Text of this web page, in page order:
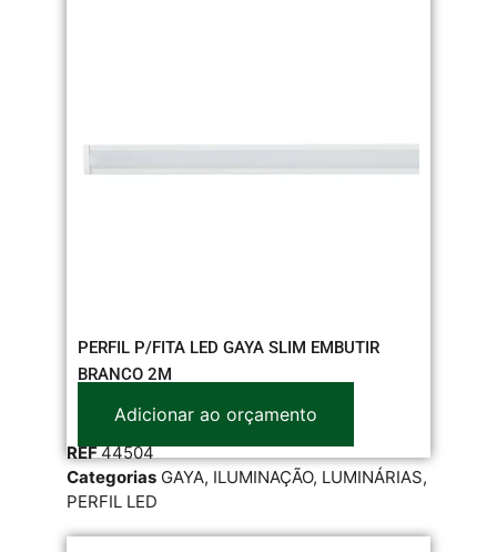
PERFIL P/FITA LED GAYA SLIM EMBUTIR
BRANCO 2M
Adicionar ao orçamento
REF44504
Categorias GAYA, ILUMINAÇÃO, LUMINÁRIAS,
PERFIL LED